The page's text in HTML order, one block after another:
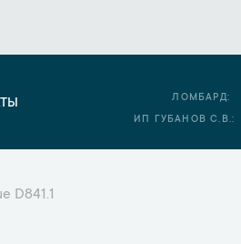
ЛОМБАРД:
ИП ГУБАНОВ С.В.:
D841.1